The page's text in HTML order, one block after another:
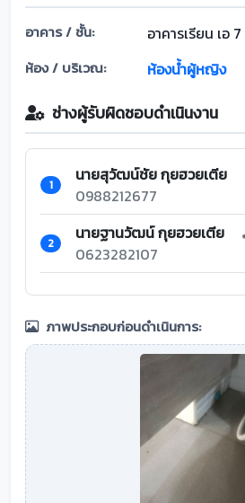
อาคาร / ชั้น: อาคารเรียน เอ
ห้อง / บริเวณ: ห้องน้ำผู้หญิง
ช่างผู้รับผิดชอบดำเนินงาน
1 นายสุวัฒน์ชัย กุยฮวยเตีย
0988212677
2 นายฐานวัฒน์ กุยฮวยเตีย
0623282107
ภาพประกอบก่อนดำเนินการ: